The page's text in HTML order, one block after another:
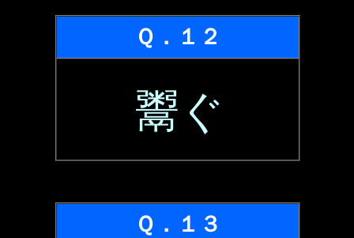
Ｑ．１２
鬻ぐ
Ｑ．１３